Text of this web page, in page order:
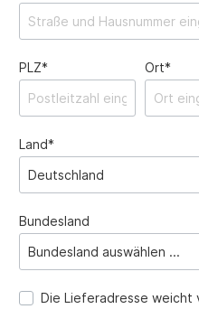
PLZ* Ort*
Land*
Bundesland
Die Lieferadresse weicht